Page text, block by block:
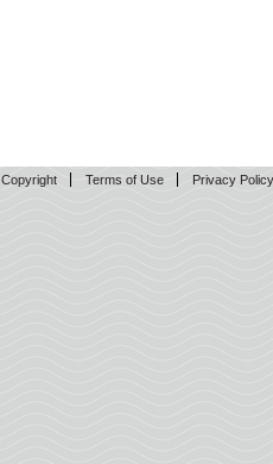
Copyright Terms of Use Privacy Policy